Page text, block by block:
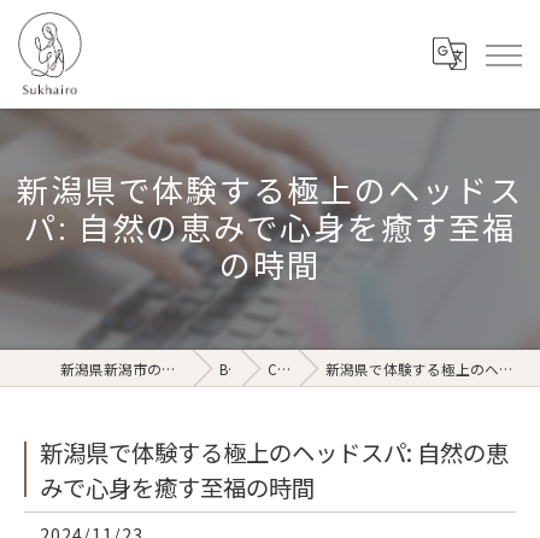
新潟県で体験する極上のヘッドス
パ: 自然の恵みで心身を癒す至福
の時間
新潟県新潟市のリラクゼーションならSukhairo Blog Column 新潟県で体験する極上のヘッドスパ: 自然の恵みで心身を癒す至福の時間
新潟県で体験する極上のヘッドスパ: 自然の恵
みで心身を癒す至福の時間